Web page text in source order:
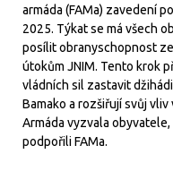
armáda (FAMa) zavedení
2025. Týkat se má všech
posílit obranyschopnost
útokům JNIM. Tento krok
vládních sil zastavit
Bamako a rozšiřují svůj
Armáda vyzvala
podpořili FAMa.